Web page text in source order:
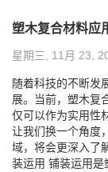
塑木复合材料应
星期三, 11月 23,
随着科技的不断发
展。当前，塑木复
仅可以作为实用性
让我们换一个角度
域，将会更深入了
装运用 铺装运用